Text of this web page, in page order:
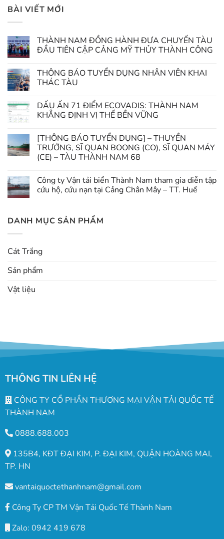
BÀI VIẾT MỚI
THÀNH NAM ĐỒNG HÀNH ĐƯA CHUYẾN TÀU
ĐẦU TIÊN CẬP CẢNG MỸ THỦY THÀNH CÔNG
THÔNG BÁO TUYỂN DỤNG NHÂN VIÊN KHAI
THÁC TÀU
DẤU ẤN 71 ĐIỂM ECOVADIS: THÀNH NAM
KHẲNG ĐỊNH VỊ THẾ BỀN VỮNG
[THÔNG BÁO TUYỂN DỤNG] – THUYỀN
TRƯỞNG, SĨ QUAN BOONG (CO), SĨ QUAN MÁY
(CE) – TÀU THÀNH NAM 68
Công ty Vận tải biển Thành Nam tham gia diễn tập
cứu hộ, cứu nạn tại Cảng Chân Mây – TT. Huế
DANH MỤC SẢN PHẨM
Cát Trắng
Sản phẩm
Vật liệu
THÔNG TIN LIÊN HỆ
CÔNG TY CỔ PHẦN THƯƠNG MẠI VẬN TẢI QUỐC TẾ
THÀNH NAM
0888.688.003
135B4, KĐT ĐẠI KIM, P. ĐẠI KIM, QUẬN HOÀNG MAI,
TP. HN
vantaiquoctethanhnam@gmail.com
Công Ty CP TM Vận Tải Quốc Tế Thành Nam
Zalo: 0942 419 678